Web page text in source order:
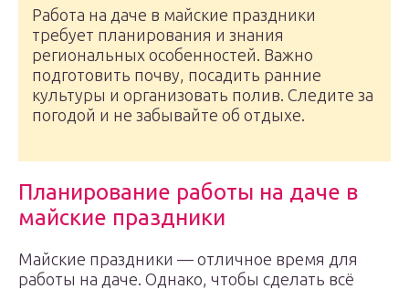
Работа на даче в майские праздники
требует планирования и знания
региональных особенностей. Важно
подготовить почву, посадить ранние
культуры и организовать полив. Следите за
погодой и не забывайте об отдыхе.
Планирование работы на даче в
майские праздники
Майские праздники — отличное время для
работы на даче. Однако, чтобы сделать всё